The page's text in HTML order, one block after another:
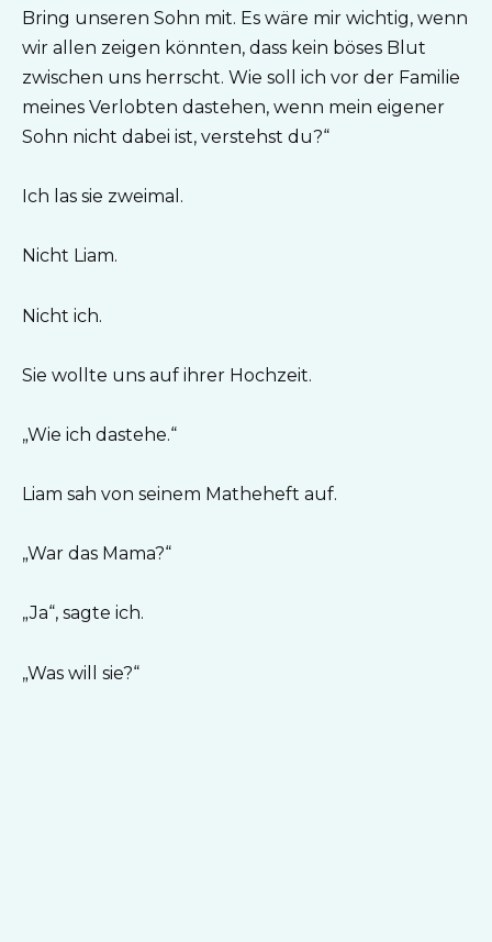
Bring unseren Sohn mit. Es wäre mir wichtig, wenn
wir allen zeigen könnten, dass kein böses Blut
zwischen uns herrscht. Wie soll ich vor der Familie
meines Verlobten dastehen, wenn mein eigener
Sohn nicht dabei ist, verstehst du?“
Ich las sie zweimal.
Nicht Liam.
Nicht ich.
Sie wollte uns auf ihrer Hochzeit.
„Wie ich dastehe.“
Liam sah von seinem Matheheft auf.
„War das Mama?“
„Ja“, sagte ich.
„Was will sie?“